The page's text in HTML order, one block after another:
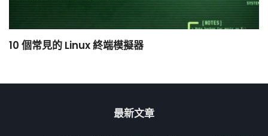
10 個常見的 Linux 終端模擬器
最新文章